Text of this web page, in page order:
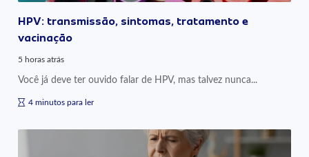
HPV: transmissão, sintomas, tratamento e
vacinação
5 horas atrás
Você já deve ter ouvido falar de HPV, mas talvez nunca...
4 minutos para ler